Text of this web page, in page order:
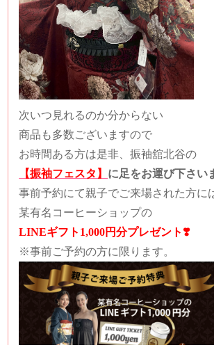
次いつ見れるのか分からない
商品も多数ございますので
お時間ある方は是非、振袖舘北谷の
【振袖フェスタ】 に足をお運び下さい
事前予約にて親子でご来場された方に
某有名コーヒーショップの
LINEギフト1,000円分プレゼント❣️
※事前ご予約の方に限ります。